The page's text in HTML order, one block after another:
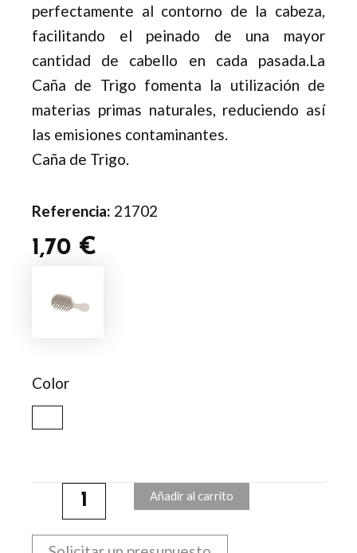
perfectamente al contorno de la cabeza,
facilitando el peinado de una mayor
cantidad de cabello en cada pasada.La
Caña de Trigo fomenta la utilización de
materias primas naturales, reduciendo así
las emisiones contaminantes.
Caña de Trigo.
Referencia: 21702
1,70 €
Color
Antitirones
Añadir al carrito